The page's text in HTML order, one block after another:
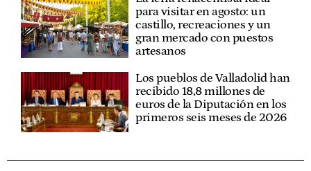
para visitar en agosto: un
castillo, recreaciones y un
gran mercado con puestos
artesanos
Los pueblos de Valladolid han
recibido 18,8 millones de
euros de la Diputación en los
primeros seis meses de 2026